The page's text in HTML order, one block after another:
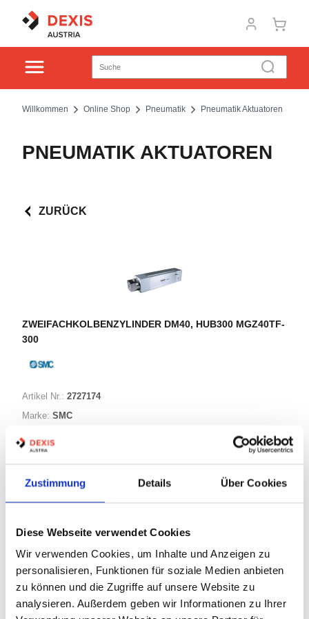
Zustimmung Details Über Cookies
Diese Webseite verwendet Cookies
Wir verwenden Cookies, um Inhalte und Anzeigen zu
personalisieren, Funktionen für soziale Medien anbieten
zu können und die Zugriffe auf unsere Website zu
analysieren. Außerdem geben wir Informationen zu Ihrer
Willkommen Online Shop Pneumatik Pneumatik Aktuatoren
PNEUMATIK AKTUATOREN
ZURÜCK
ZWEIFACHKOLBENZYLINDER DM40, HUB300 MGZ40TF-
300
Artikel Nr.: 2727174
Marke: SMC
Bezeichnung:
STK
Nicht auf Lager
Print
PRODUKTBESCHREIBUNG